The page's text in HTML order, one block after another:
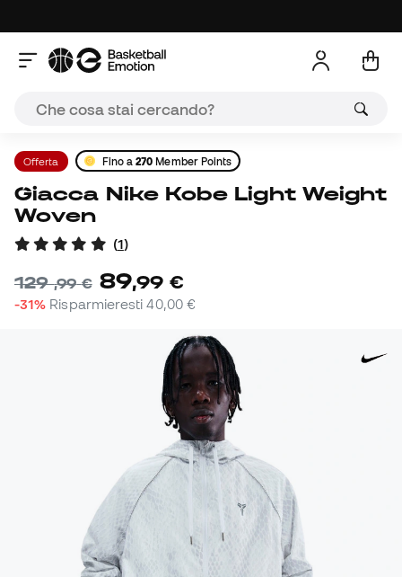
Offerta Fino a270 Member Points
Giacca Nike Kobe Light Weight
Woven
(1)
129,99 € 89,99 €
-31% Risparmieresti40,00 €